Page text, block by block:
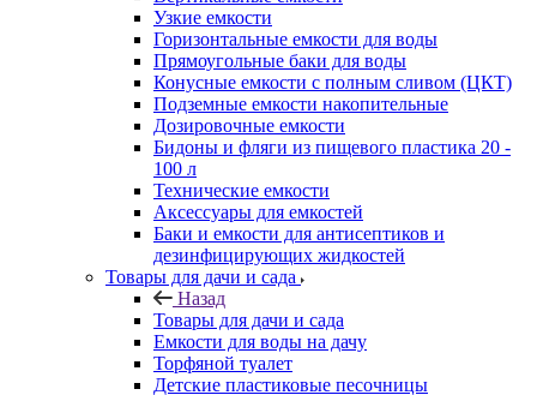
Узкие емкости
Горизонтальные емкости для воды
Прямоугольные баки для воды
Конусные емкости с полным сливом (ЦКТ)
Подземные емкости накопительные
Дозировочные емкости
Бидоны и фляги из пищевого пластика 20 -
100 л
Технические емкости
Аксессуары для емкостей
Баки и емкости для антисептиков и
дезинфицирующих жидкостей
Товары для дачи и сада
Назад
Товары для дачи и сада
Емкости для воды на дачу
Торфяной туалет
Детские пластиковые песочницы